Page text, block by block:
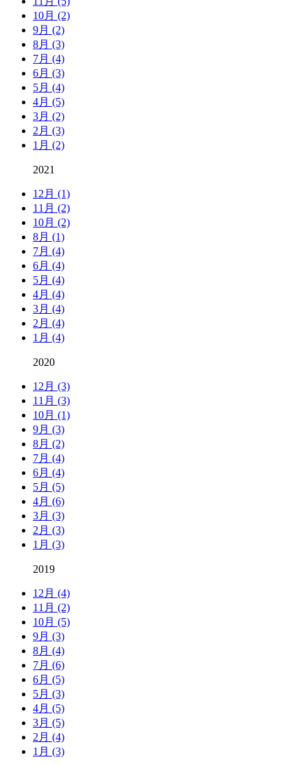
10月 (2)
9月 (2)
8月 (3)
7月 (4)
6月 (3)
5月 (4)
4月 (5)
3月 (2)
2月 (3)
1月 (2)
2021
12月 (1)
11月 (2)
10月 (2)
8月 (1)
7月 (4)
6月 (4)
5月 (4)
4月 (4)
3月 (4)
2月 (4)
1月 (4)
2020
12月 (3)
11月 (3)
10月 (1)
9月 (3)
8月 (2)
7月 (4)
6月 (4)
5月 (5)
4月 (6)
3月 (3)
2月 (3)
1月 (3)
2019
12月 (4)
11月 (2)
10月 (5)
9月 (3)
8月 (4)
7月 (6)
6月 (5)
5月 (3)
4月 (5)
3月 (5)
2月 (4)
1月 (3)